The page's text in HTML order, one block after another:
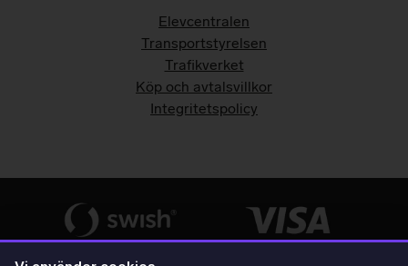
Elevcentralen
Transportstyrelsen
Trafikverket
Köp och avtalsvillkor
Integritetspolicy